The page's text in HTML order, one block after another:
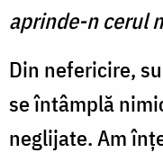
aprinde-n cerul
Din nefericire,
se întâmplă
neglijate. Am